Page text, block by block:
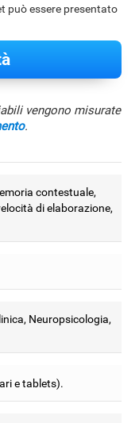
può essere presentato
vengono misurate
.
contestuale,
di elaborazione,
Neuropsicologia,
e tablets).